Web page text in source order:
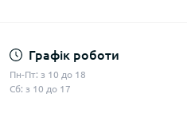
Графік роботи
Пн-Пт: з 10 до 18
Сб: з 10 до 17